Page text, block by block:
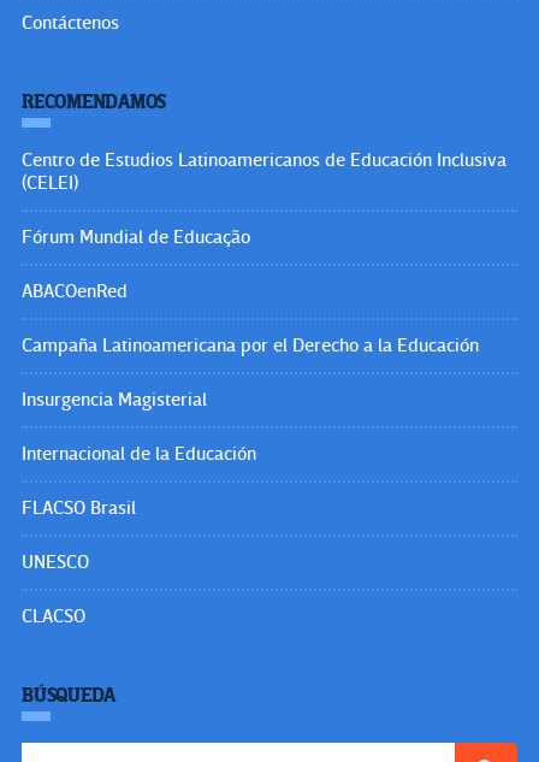
Contáctenos
RECOMENDAMOS
Centro de Estudios Latinoamericanos de Educación Inclusiva
(CELEI)
Fórum Mundial de Educação
ABACOenRed
Campaña Latinoamericana por el Derecho a la Educación
Insurgencia Magisterial
Internacional de la Educación
FLACSO Brasil
UNESCO
CLACSO
BÚSQUEDA